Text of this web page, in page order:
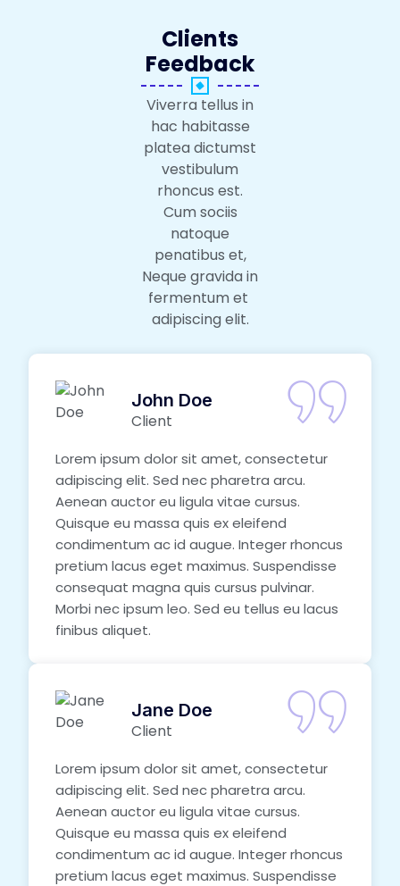
Clients
Feedback
Viverra tellus in
hac habitasse
platea dictumst
vestibulum
rhoncus est.
Cum sociis
natoque
penatibus et,
Neque gravida in
fermentum et
adipiscing elit.
John Doe
Client
Lorem ipsum dolor sit amet, consectetur
adipiscing elit. Sed nec pharetra arcu.
Aenean auctor eu ligula vitae cursus.
Quisque eu massa quis ex eleifend
condimentum ac id augue. Integer rhoncus
pretium lacus eget maximus. Suspendisse
consequat magna quis cursus pulvinar.
Morbi nec ipsum leo. Sed eu tellus eu lacus
finibus aliquet.
Jane Doe
Client
Lorem ipsum dolor sit amet, consectetur
adipiscing elit. Sed nec pharetra arcu.
Aenean auctor eu ligula vitae cursus.
Quisque eu massa quis ex eleifend
condimentum ac id augue. Integer rhoncus
pretium lacus eget maximus. Suspendisse